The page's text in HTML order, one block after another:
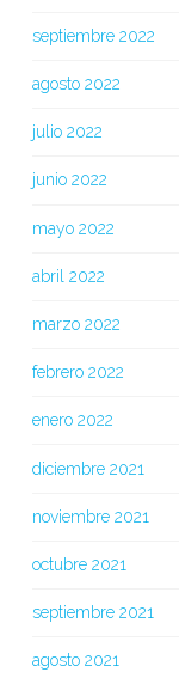
septiembre 2022
agosto 2022
julio 2022
junio 2022
mayo 2022
abril 2022
marzo 2022
febrero 2022
enero 2022
diciembre 2021
noviembre 2021
octubre 2021
septiembre 2021
agosto 2021